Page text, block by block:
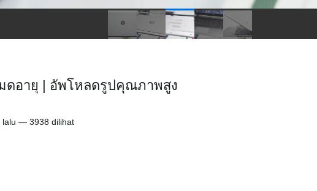
ดอายุ | อัพโหลดรูปคุณภาพสูง
lalu — 3938 dilihat